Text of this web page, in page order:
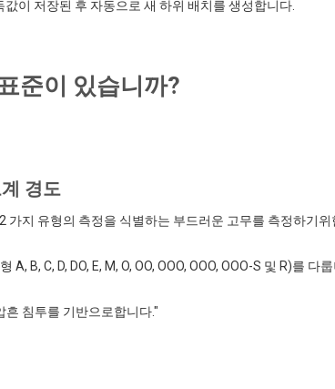
이 저장된 후 자동으로 새 하위 배치를 생성합니다.
준이 있습니까?
경도
지 유형의 측정을 식별하는 부드러운 고무를 측정하기위
B, C, D, DO, E, M, O, OO, OOO, OOO, OOO-S 및 R)를 다
침투를 기반으로합니다."